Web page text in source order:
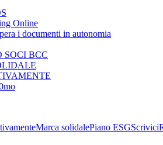
Online
i documenti in autonomia
SOCI BCC
Marca solidalePiano ESGScrivici